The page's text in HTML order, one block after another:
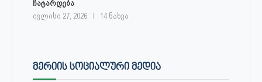
ჩატარდება
ივლისი 27, 2026 14 ნახვა
ᲛᲔᲠᲘᲘᲡ ᲡᲝᲪᲘᲐᲚᲣᲠᲘ ᲛᲔᲓᲘᲐ